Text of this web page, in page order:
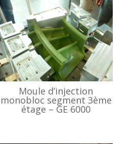
Moule d’injection
monobloc segment 3ème
étage – GE 6000